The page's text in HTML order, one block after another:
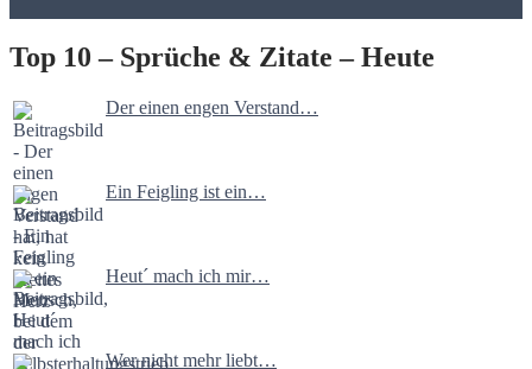
Top 10 – Sprüche & Zitate – Heute
Der einen engen Verstand…
Ein Feigling ist ein…
Heut´ mach ich mir…
Wer nicht mehr liebt…